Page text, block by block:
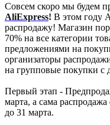
Совсем скоро мы будем
AliExpress! В этом году
распродажу! Магазин
70% на все категории
предложениями на
организаторы
на групповые покупки с
Первый этап -
марта, а сама
до 31 марта.